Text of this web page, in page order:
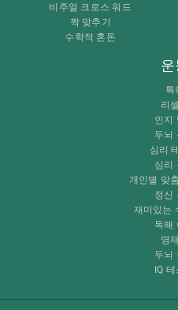
비주얼 크로스 워드
짝 맞추기
수학적 혼돈
운
특
리
인지
두뇌
심리
심리
개인별 맞
정신
재미있는
독해
영
두뇌
IQ 테